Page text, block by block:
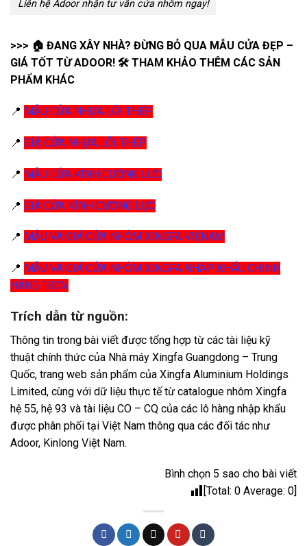
Liên hệ Adoor nhận tư vấn cửa nhôm ngay!
>>> 🏠 ĐANG XÂY NHÀ? ĐỪNG BỎ QUA MẪU CỬA ĐẸP –
GIÁ TỐT TỪ ADOOR! 🛠️ THAM KHẢO THÊM CÁC SẢN
PHẨM KHÁC
📍 MẪU CỬA NHỰA LÕI THÉP
📍 GIÁ CỬA NHỰA LÕI THÉP
📍 MẪU CỬA KÍNH CƯỜNG LỰC
📍 GIÁ CỬA KÍNH CƯỜNG LỰC
📍 MẪU VÀ GIÁ CỬA NHÔM XINGFA VIỆNAM
📍 MẪU VÀ GIÁ CỬA NHÔM XINGFA NHẬP KHẨU CHÍNH
HÃNG 100%
Trích dẫn từ nguồn:
Thông tin trong bài viết được tổng hợp từ các tài liệu kỹ
thuật chính thức của Nhà máy Xingfa Guangdong – Trung
Quốc, trang web sản phẩm của Xingfa Aluminium Holdings
Limited, cùng với dữ liệu thực tế từ catalogue nhôm Xingfa
hệ 55, hệ 93 và tài liệu CO – CQ của các lô hàng nhập khẩu
được phân phối tại Việt Nam thông qua các đối tác như
Adoor, Kinlong Việt Nam.
Bình chọn 5 sao cho bài viết
[Total: 0 Average: 0